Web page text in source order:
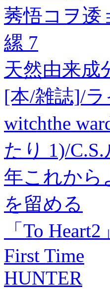
莠悟コヲ逶
縲 7
天然由来成
[本/雑誌]/ラ
witchthe
たり 1)/
年これから
を留める
「To
First Time
HUNTER